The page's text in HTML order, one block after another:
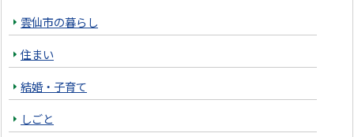
雲仙市の暮らし
住まい
結婚・子育て
しごと